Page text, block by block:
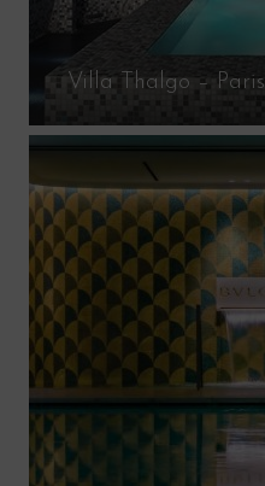
Villa Thalgo – Paris